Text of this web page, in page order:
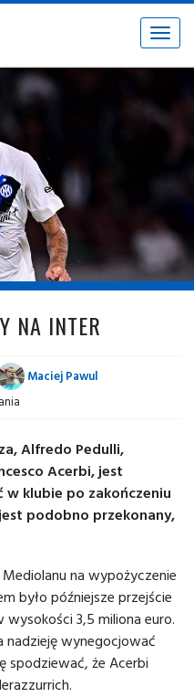
Toggle
NA INTER
Maciej Pawul
Alfredo Pedulli,
Acerbi, jest
klubie po zakończeniu
podobno przekonany,
na wypożyczenie
było późniejsze przejście
3,5 miliona euro.
nadzieję wynegocjować
spodziewać, że Acerbi